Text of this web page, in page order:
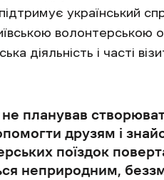
український
волонтерською
діяльність і часті
планував
друзям і
поїздок
неприродним,